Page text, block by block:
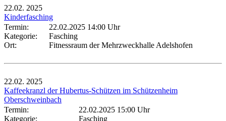
22.02. 2025
Kinderfasching
Termin:
22.02.2025 14:00 Uhr
Kategorie:
Fasching
Ort:
Fitnessraum der Mehrzweckhalle Adelshofen
22.02. 2025
Kaffeekranzl der Hubertus-Schützen im Schützenheim
Oberschweinbach
Termin:
22.02.2025 15:00 Uhr
Kategorie:
Fasching